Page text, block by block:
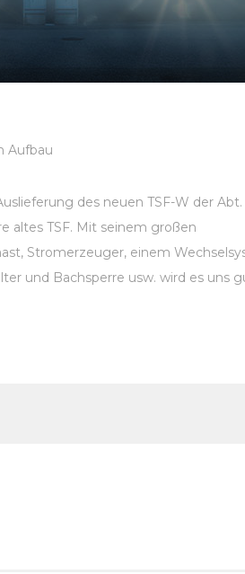
des neuen TSF-W der Abt.
altes TSF. Mit seinem großen
Stromerzeuger, einem
und Bachsperre usw. wird es uns